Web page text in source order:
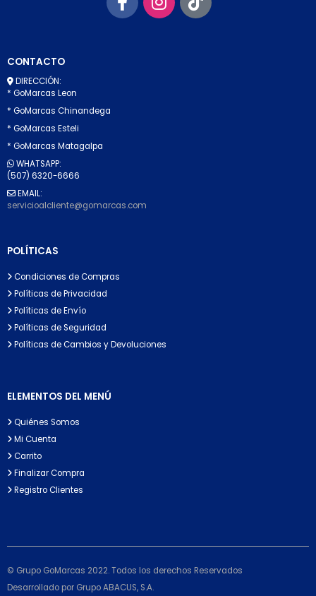
CONTACTO
DIRECCIÓN:
* GoMarcas Leon
* GoMarcas Chinandega
* GoMarcas Esteli
* GoMarcas Matagalpa
WHATSAPP:
(507) 6320-6666
EMAIL:
servicioalcliente@gomarcas.com
POLÍTICAS
Condiciones de Compras
Políticas de Privacidad
Políticas de Envío
Políticas de Seguridad
Políticas de Cambios y Devoluciones
ELEMENTOS DEL MENÚ
Quiénes Somos
Mi Cuenta
Carrito
Finalizar Compra
Registro Clientes
© Grupo GoMarcas 2022. Todos los derechos Reservados
Desarrollado por Grupo ABACUS, S.A.